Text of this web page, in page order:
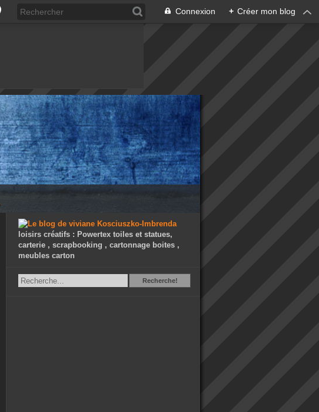
Connexion + Créer mon blog
loisirs créatifs : Powertex toiles et statues,
carterie , scrapbooking , cartonnage boites ,
meubles carton
RechercheRecherche!